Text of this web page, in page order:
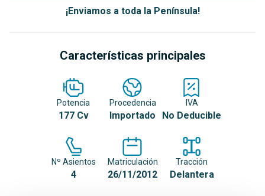
¡Enviamos a toda la Península!
Características principales
Potencia
177 Cv
Procedencia
Importado
IVA
No Deducible
Nº Asientos
4
Matriculación
26/11/2012
Tracción
Delantera